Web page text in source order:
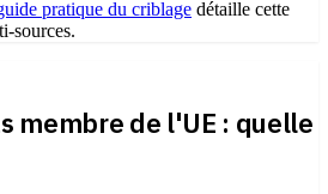
pratique du criblage détaille cette
sources.
membre de l'UE : quelle